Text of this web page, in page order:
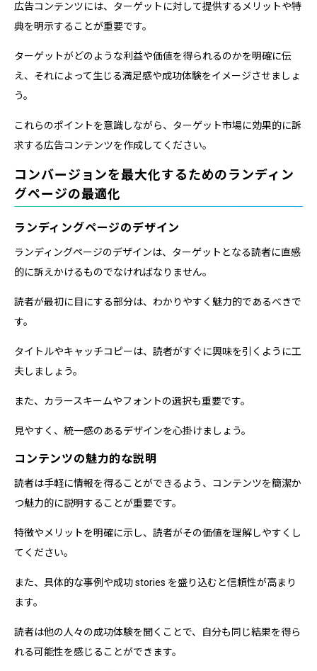
広告コンテンツには、ターゲットに対して提供するメリットや特
典を明示することが重要です。
ターゲットがどのような利益や価値を得られるのかを明確に伝
え、それによって生じる満足感や成功体験をイメージさせましょ
う。
これらのポイントを意識しながら、ターゲット市場に効果的に訴
求する広告コンテンツを作成してください。
コンバージョンを最大化するためのランディン
グページの最適化
ランディングページのデザイン
ランディングページのデザインは、ターゲットとなる読者に直感
的に訴えかけるものでなければなりません。
読者が最初に目にする部分は、わかりやすく魅力的であるべきで
す。
タイトルやキャッチコピーは、読者がすぐに興味を引くように工
夫しましょう。
また、カラースキームやフォントの選択も重要です。
見やすく、統一感のあるデザインを心掛けましょう。
コンテンツの魅力的な説明
読者は手軽に情報を得ることができるよう、コンテンツを簡潔か
つ魅力的に説明することが重要です。
特徴やメリットを明確に示し、読者がその価値を理解しやすくし
てください。
また、具体的な事例や成功 stories を盛り込むと信頼性が高まり
ます。
読者は他の人々の成功体験を聞くことで、自分も同じ結果を得ら
れる可能性を感じることができます。